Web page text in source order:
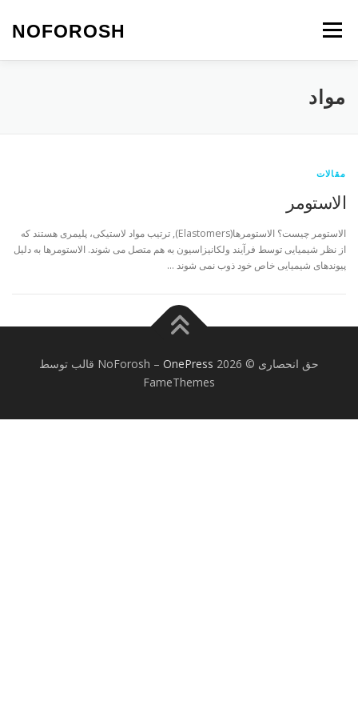
محتوا
NOFOROSH فهرست
مواد
مقالات
الاستومر
الاستومر چیست؟ الاستومرها(Elastomers), ترتیب مواد لاستیکی، پلیمری هستند که
از نظر شیمیایی توسط فرآیند ولکانیزاسیون به هم متصل می شوند. الاستومرها به دلیل
پیوندهای شیمیایی خاص خود ذوب نمی شوند …
حق انحصاری © 2026 NoForosh – OnePress
قالب توسط
FameThemes